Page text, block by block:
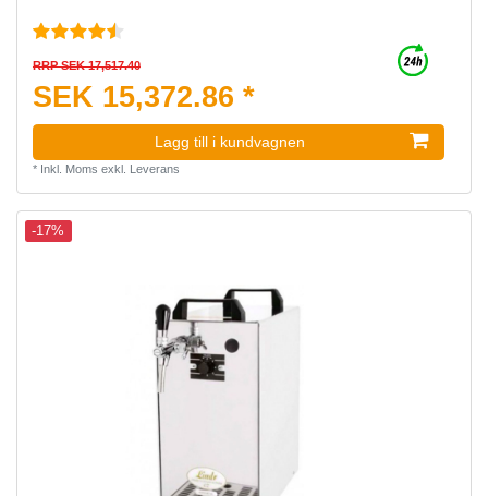
RRP SEK 17,517.40
SEK 15,372.86 *
Lagg till i kundvagnen
* Inkl. Moms exkl. Leverans
-17%